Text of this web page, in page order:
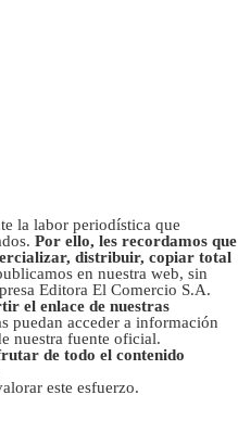
la labor periodística que
Por ello, les recordamos que
distribuir, copiar total
en nuestra web, sin
Editora El Comercio S.A.
el enlace de nuestras
puedan acceder a información
nuestra fuente oficial.
de todo el contenido
este esfuerzo.